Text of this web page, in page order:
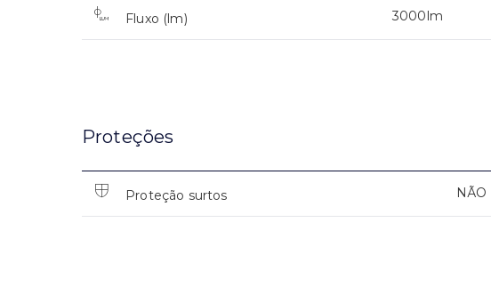
Fluxo (lm) 3000lm
Proteções
Proteção surtos NÃO